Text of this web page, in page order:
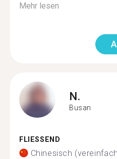
Mehr lesen
N.
Busan
FLIESSEND
Chinesisch